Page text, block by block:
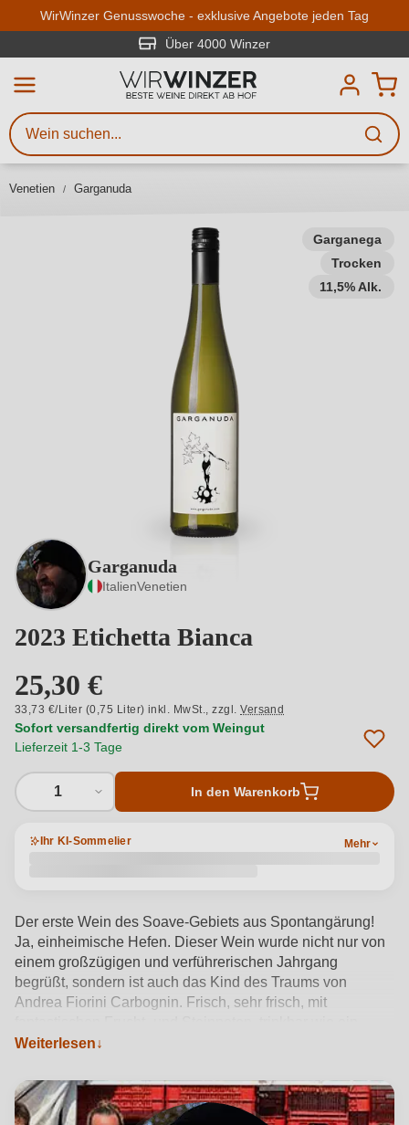
Zum Hauptinhalt springen
WirWinzer Genusswoche - exklusive Angebote jeden Tag
Über 4000 Winzer
Venetien Garganuda
Garganega
Trocken
11,5% Alk.
Garganuda
ItalienVenetien
2023 Etichetta Bianca
25,30 €
33,73 €/Liter (0,75 Liter) inkl. MwSt.,zzgl.Versand
Sofort versandfertig direkt vom Weingut
Lieferzeit 1-3 Tage
1 In den Warenkorb
Ihr KI-Sommelier Mehr
Der erste Wein des Soave-Gebiets aus Spontangärung!
Ja, einheimische Hefen. Dieser Wein wurde nicht nur von
einem großzügigen und verführerischen Jahrgang
begrüßt, sondern ist auch das Kind des Traums von
Andrea Fiorini Carbognin. Frisch, sehr frisch, mit
großes Glas. Der Wendepunkt!
Weiterlesen
Mindestens 3 Zeichen eingeben
Beschreiben Sie, welchen Wein
Anlass, Weinnamen, Rebsorte,
Kriterien.